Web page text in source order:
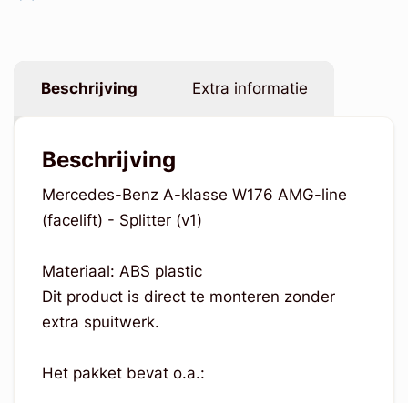
Beschrijving Extra informatie
Beschrijving
Mercedes-Benz A-klasse W176 AMG-line
(facelift) - Splitter (v1)
Materiaal: ABS plastic
Dit product is direct te monteren zonder
extra spuitwerk.
Het pakket bevat o.a.: